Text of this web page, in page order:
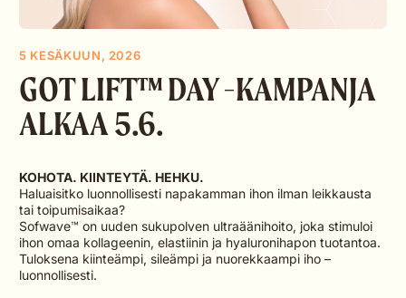
Lahjakortit
5 KESÄKUUN, 2026
GOT LIFT™ DAY -KAMPANJA
ALKAA 5.6.
KOHOTA. KIINTEYTÄ. HEHKU.
Haluaisitko luonnollisesti napakamman ihon ilman leikkausta
tai toipumisaikaa?
Sofwave™ on uuden sukupolven ultraäänihoito, joka stimuloi
ihon omaa kollageenin, elastiinin ja hyaluronihapon tuotantoa.
Tuloksena kiinteämpi, sileämpi ja nuorekkaampi iho –
luonnollisesti.